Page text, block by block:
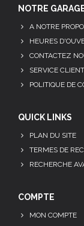
NOTRE
A NOTRE
HEURES
CONTACTEZ
SERVICE
POLITIQUE DE
QUICK LINKS
PLAN DU SITE
TERMES DE
RECHERCHE
COMPTE
MON COMPTE